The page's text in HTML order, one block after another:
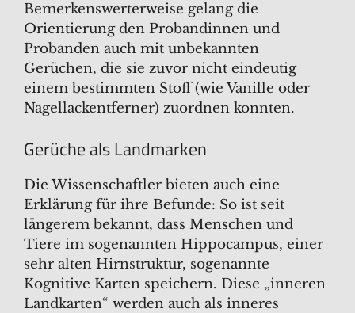
Bemerkenswerterweise gelang die
Orientierung den Probandinnen und
Probanden auch mit unbekannten
Gerüchen, die sie zuvor nicht eindeutig
einem bestimmten Stoff (wie Vanille oder
Nagellackentferner) zuordnen konnten.
Gerüche als Landmarken
Die Wissenschaftler bieten auch eine
Erklärung für ihre Befunde: So ist seit
längerem bekannt, dass Menschen und
Tiere im sogenannten Hippocampus, einer
sehr alten Hirnstruktur, sogenannte
Kognitive Karten speichern. Diese „inneren
Landkarten“ werden auch als inneres